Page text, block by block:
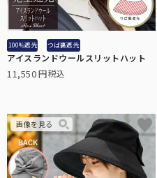
100%遮光 つば裏遮光
アイスランドウールスリットハット
11,550 税込